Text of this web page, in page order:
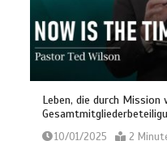
Leben, die durch
10/01/2025 2